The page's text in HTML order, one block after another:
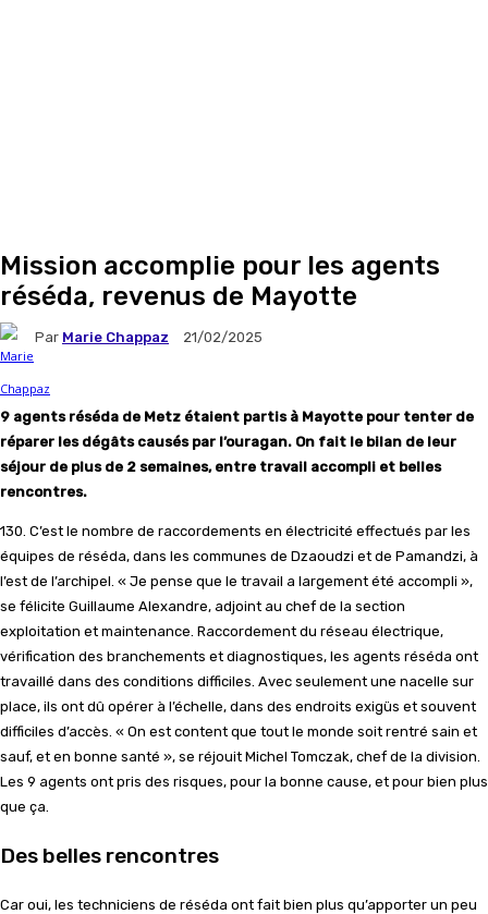
Mission accomplie pour les agents
réséda, revenus de Mayotte
Par Marie Chappaz 21/02/2025
9 agents réséda de Metz étaient partis à Mayotte pour tenter de
réparer les dégâts causés par l’ouragan. On fait le bilan de leur
séjour de plus de 2 semaines, entre travail accompli et belles
rencontres.
130. C’est le nombre de raccordements en électricité effectués par les
équipes de réséda, dans les communes de Dzaoudzi et de Pamandzi, à
l’est de l’archipel. « Je pense que le travail a largement été accompli »,
se félicite Guillaume Alexandre, adjoint au chef de la section
exploitation et maintenance. Raccordement du réseau électrique,
vérification des branchements et diagnostiques, les agents réséda ont
travaillé dans des conditions difficiles. Avec seulement une nacelle sur
place, ils ont dû opérer à l’échelle, dans des endroits exigüs et souvent
difficiles d’accès. « On est content que tout le monde soit rentré sain et
sauf, et en bonne santé », se réjouit Michel Tomczak, chef de la division.
Les 9 agents ont pris des risques, pour la bonne cause, et pour bien plus
que ça.
Des belles rencontres
Car oui, les techniciens de réséda ont fait bien plus qu’apporter un peu